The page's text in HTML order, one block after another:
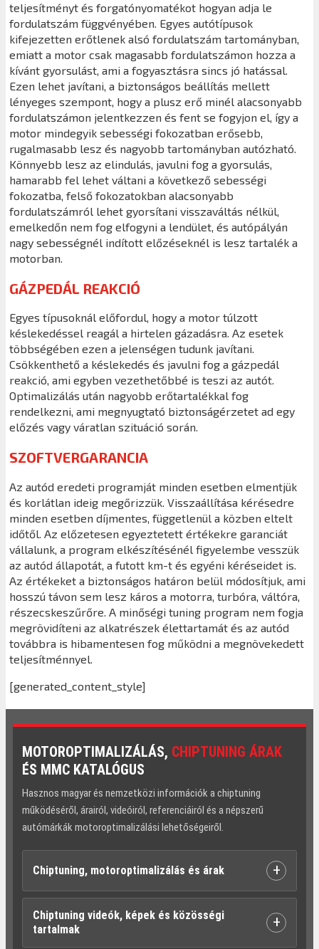
teljesítményt és forgatónyomatékot hogyan adja le
fordulatszám függvényében. Egyes autótípusok
kifejezetten erőtlenek alsó fordulatszám tartományban,
emiatt a motor csak magasabb fordulatszámon hozza a
kívánt gyorsulást, ami a fogyasztásra sincs jó hatással.
Ezen lehet javítani, a biztonságos beállítás mellett
lényeges szempont, hogy a plusz erő minél alacsonyabb
fordulatszámon jelentkezzen és fent se fogyjon el, így a
motor mindegyik sebességi fokozatban erősebb,
rugalmasabb lesz és nagyobb tartományban autózható.
Könnyebb lesz az elindulás, javulni fog a gyorsulás,
hamarabb fel lehet váltani a következő sebességi
fokozatba, felső fokozatokban alacsonyabb
fordulatszámról lehet gyorsítani visszaváltás nélkül,
emelkedőn nem fog elfogyni a lendület, és autópályán
nagy sebességnél indított előzéseknél is lesz tartalék a
motorban.
GÁZPEDÁL REAKCIÓ
Egyes típusoknál előfordul, hogy a motor túlzott
késlekedéssel reagál a hirtelen gázadásra. Az esetek
többségében ezen a jelenségen tudunk javítani.
Csökkenthető a késlekedés és javulni fog a gázpedál
reakció, ami egyben vezethetőbbé is teszi az autót.
Optimalizálás után nagyobb erőtartalékkal fog
rendelkezni, ami megnyugtató biztonságérzetet ad egy
előzés vagy váratlan szituáció során.
SZOFTVERGARANCIA
Az autód eredeti programját minden esetben elmentjük
és korlátlan ideig megőrizzük. Visszaállítása kérésedre
minden esetben díjmentes, függetlenül a közben eltelt
időtől. Az előzetesen egyeztetett értékekre garanciát
vállalunk, a program elkészítésénél figyelembe vesszük
az autód állapotát, a futott km-t és egyéni kéréseidet is.
Az értékeket a biztonságos határon belül módosítjuk, ami
hosszú távon sem lesz káros a motorra, turbóra, váltóra,
részecskeszűrőre. A minőségi tuning program nem fogja
megrövidíteni az alkatrészek élettartamát és az autód
továbbra is hibamentesen fog működni a megnövekedett
teljesítménnyel.
[generated_content_style]
MOTOROPTIMALIZÁLÁS, CHIPTUNING ÁRAK
ÉS MMC KATALÓGUS
Hasznos magyar és nemzetközi információk a chiptuning
működéséről, árairól, videóiról, referenciáiról és a népszerű
autómárkák motoroptimalizálási lehetőségeiről.
Chiptuning, motoroptimalizálás és árak +
Chiptuning videók, képek és közösségi
tartalmak
+